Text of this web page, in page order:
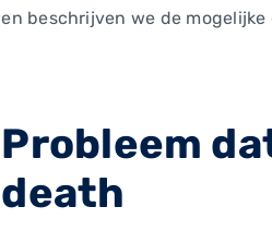
en beschrijven we de
Probleem
death